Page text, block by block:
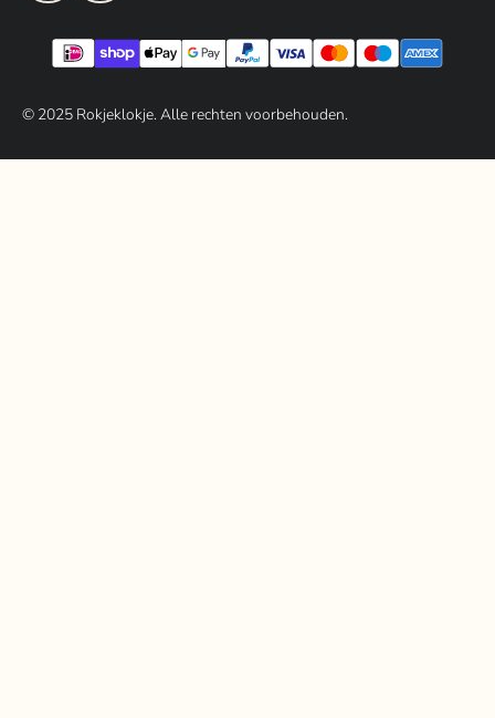
© 2025Rokjeklokje. Alle rechten voorbehouden.